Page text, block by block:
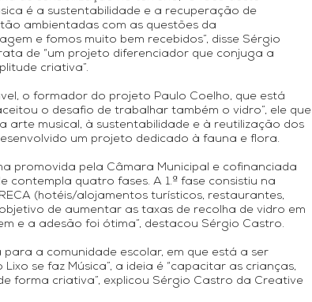
é a sustentabilidade e a recuperação de
ambientadas com as questões da
e fomos muito bem recebidos”, disse Sérgio
de “um projeto diferenciador que conjuga a
criativa”.
o formador do projeto Paulo Coelho, que está
o desafio de trabalhar também o vidro”, ele que
arte musical, à sustentabilidade e à reutilização dos
um projeto dedicado à fauna e flora.
promovida pela Câmara Municipal e cofinanciada
contempla quatro fases. A 1.ª fase consistiu na
(hotéis/alojamentos turísticos, restaurantes,
de aumentar as taxas de recolha de vidro em
e a adesão foi ótima”, destacou Sérgio Castro.
para a comunidade escolar, em que está a ser
se faz Música”, a ideia é “capacitar as crianças,
forma criativa”, explicou Sérgio Castro da Creative